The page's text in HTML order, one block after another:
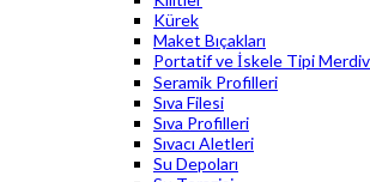
Kürek
Maket Bıçakları
Portatif ve İskele Tipi
Seramik Profilleri
Sıva Filesi
Sıva Profilleri
Sıvacı Aletleri
Su Depoları